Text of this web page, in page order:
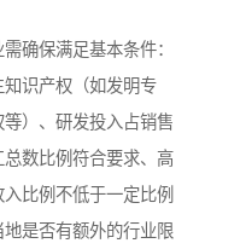
确保满足基本条件：
识产权（如发明专
）、研发投入占销售
数比例符合要求、高
比例不低于一定比例
是否有额外的行业限